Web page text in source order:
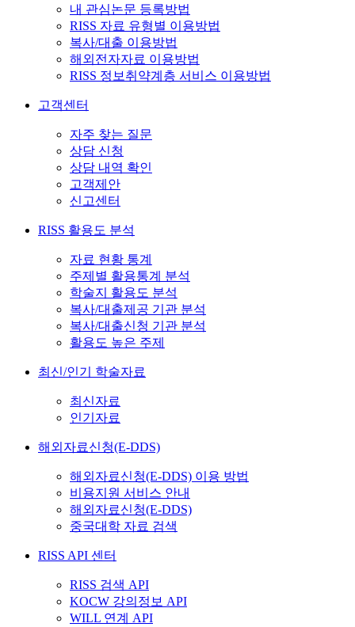
내 관심논문 등록방법
RISS 자료 유형별 이용방법
복사/대출 이용방법
해외전자자료 이용방법
RISS 정보취약계층 서비스 이용방법
고객센터
자주 찾는 질문
상담 신청
상담 내역 확인
고객제안
신고센터
RISS 활용도 분석
자료 현황 통계
주제별 활용통계 분석
학술지 활용도 분석
복사/대출제공 기관 분석
복사/대출신청 기관 분석
활용도 높은 주제
최신/인기 학술자료
최신자료
인기자료
해외자료신청(E-DDS)
해외자료신청(E-DDS) 이용 방법
비용지원 서비스 안내
해외자료신청(E-DDS)
중국대학 자료 검색
RISS API 센터
RISS 검색 API
KOCW 강의정보 API
WILL 연계 API